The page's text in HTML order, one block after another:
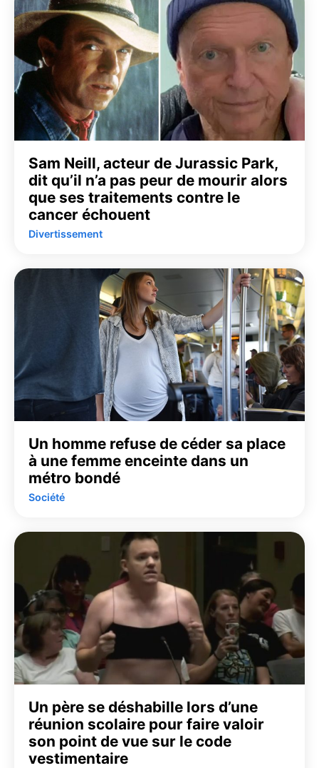
Sam Neill, acteur de Jurassic Park,
dit qu’il n’a pas peur de mourir alors
que ses traitements contre le
cancer échouent
Divertissement
Un homme refuse de céder sa place
à une femme enceinte dans un
métro bondé
Société
Un père se déshabille lors d’une
réunion scolaire pour faire valoir
son point de vue sur le code
vestimentaire